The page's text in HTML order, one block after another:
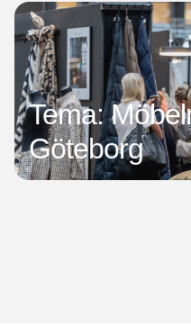
Tema:
Göteborg